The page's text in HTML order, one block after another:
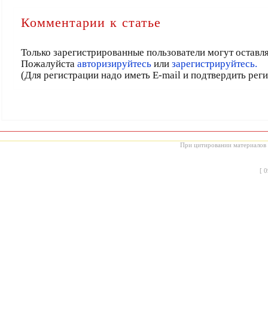
Комментарии к статье
Только зарегистрированные пользователи могут
Пожалуйста авторизируйтесьили зарегистрируйтесь.
(Для регистрации надо иметь E-mail и подтвердить
При цитировании материалов
[